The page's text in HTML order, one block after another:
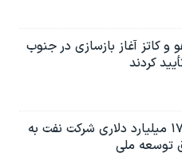
و کاتز آغاز بازسازی در جنوب
کردند
بدهی ۱۷ میلیارد دلاری شرکت نفت به
توسعه ملی